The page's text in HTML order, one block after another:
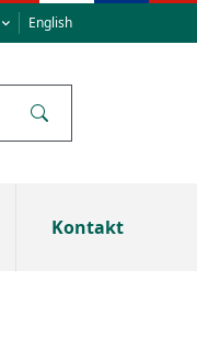
English
Vyhľadať
Kontakt